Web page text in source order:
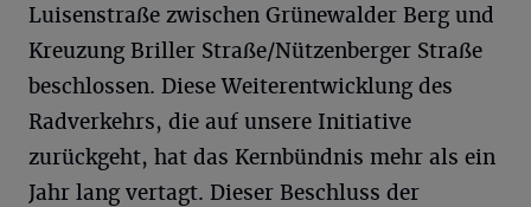
Luisenstraße zwischen Grünewalder Berg und
Kreuzung Briller Straße/Nützenberger Straße
beschlossen. Diese Weiterentwicklung des
Radverkehrs, die auf unsere Initiative
zurückgeht, hat das Kernbündnis mehr als ein
Jahr lang vertagt. Dieser Beschluss der